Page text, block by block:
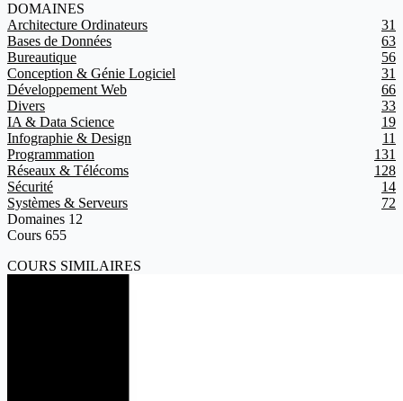
DOMAINES
Architecture Ordinateurs
31
Bases de Données
63
Bureautique
56
Conception & Génie Logiciel
31
Développement Web
66
Divers
33
IA & Data Science
19
Infographie & Design
11
Programmation
131
Réseaux & Télécoms
128
Sécurité
14
Systèmes & Serveurs
72
Domaines 12
Cours 655
COURS SIMILAIRES